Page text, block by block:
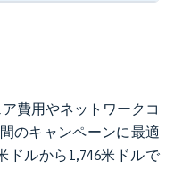
費用やネットワークコ
のキャンペーンに最適
ドルから1,746米ドルで